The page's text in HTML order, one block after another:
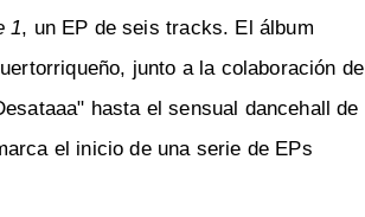
1, un EP de seis tracks. El álbum
junto a la colaboración de
hasta el sensual dancehall de
el inicio de una serie de EPs